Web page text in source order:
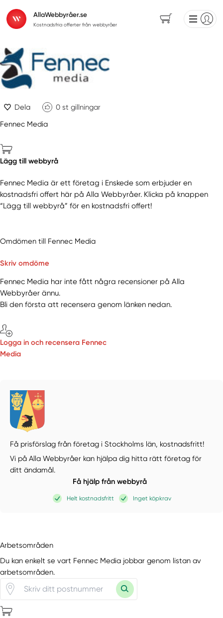
AllaWebbyråer.se
Kostnadsfria offerter från webbyråer
Dela 0 st gillningar
Fennec Media
Lägg till webbyrå
Fennec Media är ett företag i Enskede som erbjuder en
kostnadsfri offert här på Alla Webbyråer. Klicka på knappen
“Lägg till webbyrå” för en kostnadsfri offert!
Omdömen till Fennec Media
Skriv omdöme
Fennec Media har inte fått några recensioner på Alla
Webbyråer ännu.
Bli den första att recensera genom länken nedan.
Logga in och recensera Fennec
Media
Få prisförslag från företag i Stockholms län, kostnadsfritt!
Vi på Alla Webbyråer kan hjälpa dig hitta rätt företag för
ditt ändamål.
Få hjälp från webbyrå
Helt kostnadsfritt Inget köpkrav
Arbetsområden
Du kan enkelt se vart Fennec Media jobbar genom listan av
arbetsområden.